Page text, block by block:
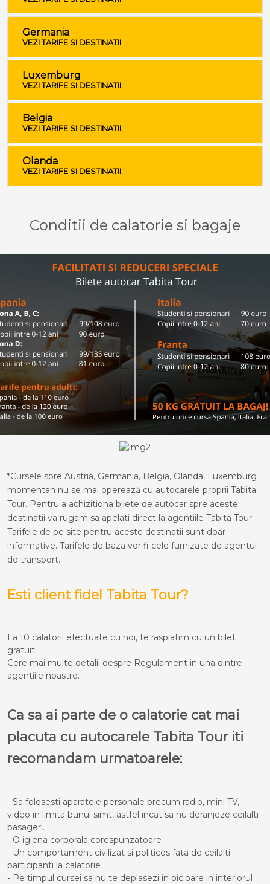
Germania
VEZI TARIFE SI DESTINATII
Luxemburg
VEZI TARIFE SI DESTINATII
Belgia
VEZI TARIFE SI DESTINATII
Olanda
VEZI TARIFE SI DESTINATII
Conditii de calatorie si bagaje
*Cursele spre Austria, Germania, Belgia, Olanda, Luxemburg
momentan nu se mai operează cu autocarele proprii Tabita
Tour. Pentru a achizitiona bilete de autocar spre aceste
destinatii va rugam sa apelati direct la agentiile Tabita Tour.
Tarifele de pe site pentru aceste destinatii sunt doar
informative. Tarifele de baza vor fi cele furnizate de agentul
de transport.
Esti client fidel Tabita Tour?
La 10 calatorii efectuate cu noi, te rasplatim cu un bilet
gratuit!
Cere mai multe detalii despre Regulament in una dintre
agentiile noastre.
Ca sa ai parte de o calatorie cat mai
placuta cu autocarele Tabita Tour iti
recomandam urmatoarele:
- Sa folosesti aparatele personale precum radio, mini TV,
video in limita bunul simt, astfel incat sa nu deranjeze ceilalti
pasageri.
- O igiena corporala corespunzatoare
- Un comportament civilizat si politicos fata de ceilalti
participanti la calatorie
- Pe timpul cursei sa nu te deplasezi in picioare in interiorul